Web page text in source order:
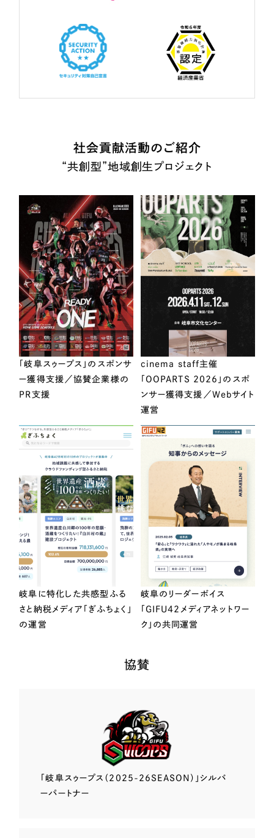
社会貢献活動のご紹介
“共創型”地域創生プロジェクト
「岐阜スゥープス」のスポンサ
ー獲得支援／協賛企業様の
PR支援
cinema staff主催
「OOPARTS 2026」のスポ
ンサー獲得支援／Webサイト
運営
岐阜に特化した共感型ふる
さと納税メディア「ぎふちょく」
の運営
岐阜のリーダーボイス
「GIFU42メディアネットワー
ク」の共同運営
協賛
「岐阜スゥープス （2025-26SEASON）」 シルバ
ーパートナー